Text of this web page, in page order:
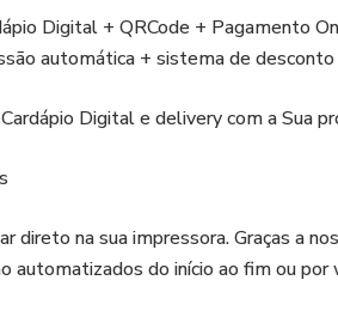
Digital + QRCode + Pagamento
automática + sistema de
Digital e delivery com a Sua
direto na sua impressora. Graças a
automatizados do início ao fim ou por